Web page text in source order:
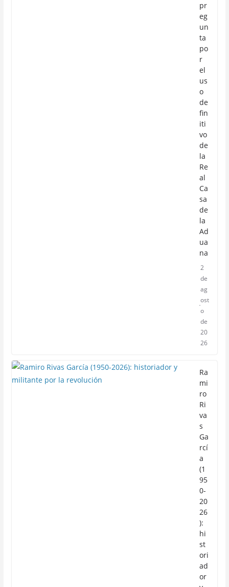
pr
eg
un
ta
po
r
el
us
o
de
fin
iti
vo
de
la
Re
al
Ca
sa
de
la
Ad
ua
na
2
de
ag
ost
o
de
20
26
Ra
mi
ro
Ri
va
s
Ga
rcí
a
(1
95
0-
20
26
):
hi
st
ori
ad
or